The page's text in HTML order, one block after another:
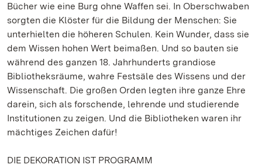
Bücher wie eine Burg ohne Waffen sei. In Oberschwaben
sorgten die Klöster für die Bildung der Menschen: Sie
unterhielten die höheren Schulen. Kein Wunder, dass sie
dem Wissen hohen Wert beimaßen. Und so bauten sie
während des ganzen 18. Jahrhunderts grandiose
Bibliotheksräume, wahre Festsäle des Wissens und der
Wissenschaft. Die großen Orden legten ihre ganze Ehre
darein, sich als forschende, lehrende und studierende
Institutionen zu zeigen. Und die Bibliotheken waren ihr
mächtiges Zeichen dafür!
DIE DEKORATION IST PROGRAMM